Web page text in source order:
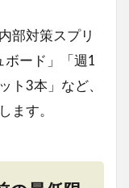
部対策スプリ
ボード」「週1
ト3本」など、
ます。